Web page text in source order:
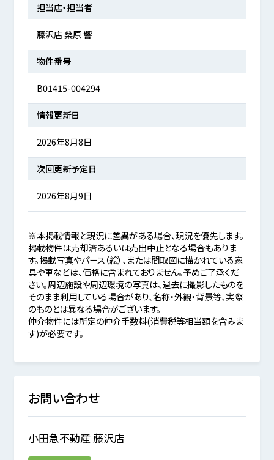
担当店・担当者
藤沢店 桑原 響
物件番号
B01415-004294
情報更新日
2026年8月8日
次回更新予定日
2026年8月9日
※本掲載情報と現況に差異がある場合、現況を優先します。
掲載物件は売却済あるいは売出中止となる場合もありま
す。掲載写真やパース（絵）、または間取図に描かれている家
具や車などは、価格に含まれておりません。予めご了承くだ
さい。周辺施設や周辺環境の写真は、過去に撮影したものを
そのまま利用している場合があり、名称・外観・背景等、実際
のものとは異なる場合がございます。
仲介物件には所定の仲介手数料(消費税等相当額を含みま
す)が必要です。
お問い合わせ
小田急不動産 藤沢店